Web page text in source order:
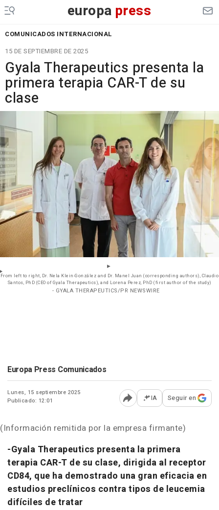
europa press
COMUNICADOS INTERNACIONAL
15 DE SEPTIEMBRE DE 2025
Gyala Therapeutics presenta la
primera terapia CAR-T de su
clase
From left to right, Dr. Nela Klein-González and Dr. Manel Juan (corresponding authors), Claudio
Santos, PhD (CEO of Gyala Therapeutics), and Lorena Perez, PhD (first author of the study)
- GYALA THERAPEUTICS/PR NEWSWIRE
Europa Press Comunicados
Lunes, 15 septiembre 2025
Publicado: 12:01
Abrir opciones para
IA Seguir en
(Información remitida por la empresa firmante)
-Gyala Therapeutics presenta la primera
terapia CAR-T de su clase, dirigida al receptor
CD84, que ha demostrado una gran eficacia en
estudios preclínicos contra tipos de leucemia
difíciles de tratar